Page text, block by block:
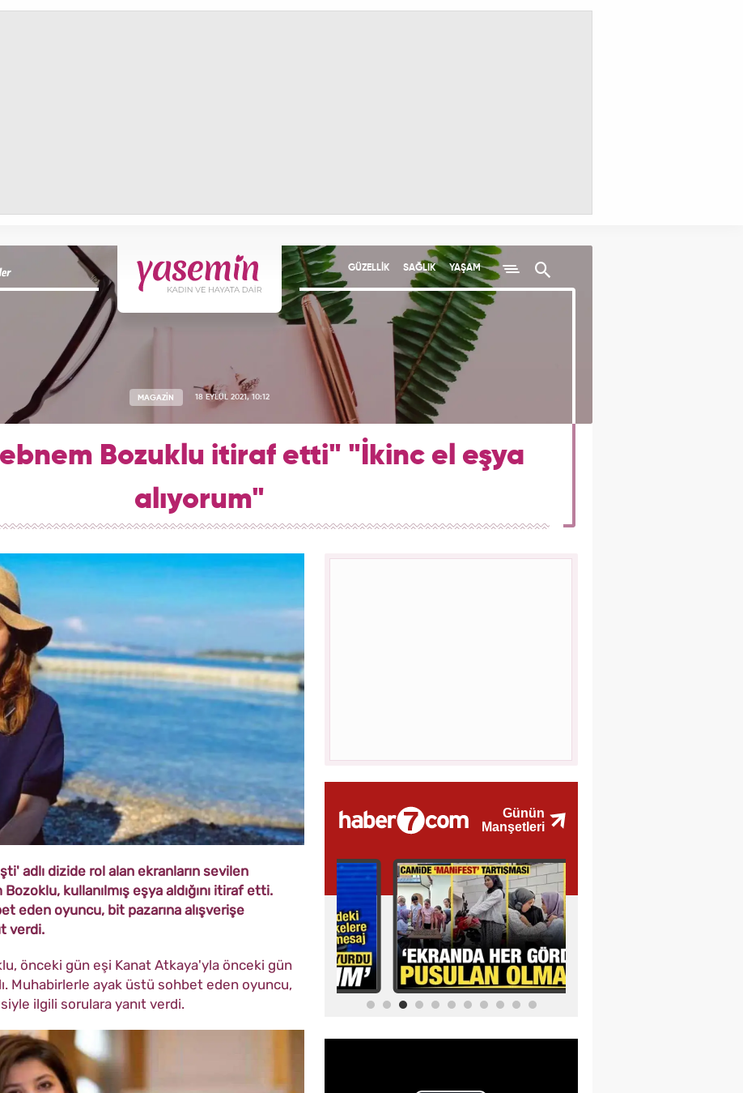
GÜZELLİK SAĞLIK YAŞAM
MAGAZİN 18 EYLÜL 2021, 10:12
Bozuklu itiraf etti" "İkinc el eşya
alıyorum"
adlı dizide rol alan ekranların sevilen
kullanılmış eşya aldığını itiraf etti.
eden oyuncu, bit pazarına alışverişe
verdi.
önceki gün eşi Kanat Atkaya'yla önceki gün
Muhabirlerle ayak üstü sohbet eden oyuncu,
ilgili sorulara yanıt verdi.